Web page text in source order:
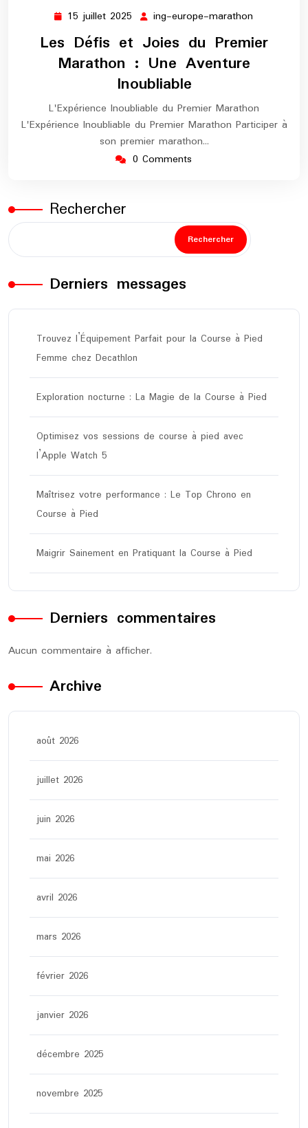
15 juillet 2025 15
juillet
2025
ing-europe-marathon
europe-
marathon
Les Défis et Joies du Premier
Marathon : Une Aventure
Inoubliable
L'Expérience Inoubliable du Premier Marathon
L'Expérience Inoubliable du Premier Marathon Participer à
son premier marathon…
0 Comments
Rechercher
Rechercher
Derniers messages
Trouvez l’Équipement Parfait pour la Course à Pied
Femme chez Decathlon
Exploration nocturne : La Magie de la Course à Pied
Optimisez vos sessions de course à pied avec
l’Apple Watch 5
Maîtrisez votre performance : Le Top Chrono en
Course à Pied
Maigrir Sainement en Pratiquant la Course à Pied
Derniers commentaires
Aucun commentaire à afficher.
Archive
août 2026
juillet 2026
juin 2026
mai 2026
avril 2026
mars 2026
février 2026
janvier 2026
décembre 2025
novembre 2025